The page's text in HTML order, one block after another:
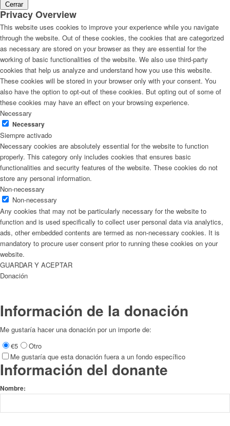
Cerrar
Privacy Overview
This website uses cookies to improve your experience while you navigate
through the website. Out of these cookies, the cookies that are categorized
as necessary are stored on your browser as they are essential for the
working of basic functionalities of the website. We also use third-party
cookies that help us analyze and understand how you use this website.
These cookies will be stored in your browser only with your consent. You
also have the option to opt-out of these cookies. But opting out of some of
these cookies may have an effect on your browsing experience.
Necessary
Necessary
Siempre activado
Necessary cookies are absolutely essential for the website to function
properly. This category only includes cookies that ensures basic
functionalities and security features of the website. These cookies do not
store any personal information.
Non-necessary
Non-necessary
Any cookies that may not be particularly necessary for the website to
function and is used specifically to collect user personal data via analytics,
ads, other embedded contents are termed as non-necessary cookies. It is
mandatory to procure user consent prior to running these cookies on your
website.
GUARDAR Y ACEPTAR
Donación
Información de la donación
Me gustaría hacer una donación por un importe de:
€5
Otro
Me gustaría que esta donación fuera a un fondo específico
Información del donante
Nombre: